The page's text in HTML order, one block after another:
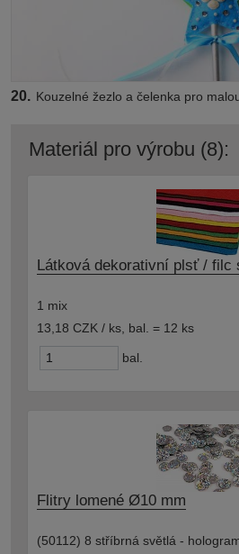
20. Kouzelné žezlo a čelenka pro
Materiál pro výrobu (8):
Látková dekorativní plsť / filc
1 mix
13,18 CZK / ks bal. = 12 ks
bal.
Flitry lomené Ø10 mm
(50112) 8 stříbrná světlá -